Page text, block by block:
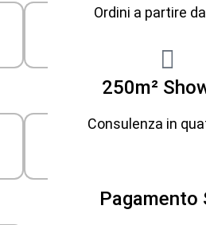
Ordini a partire
250m²
Consulenza in
Pagamento